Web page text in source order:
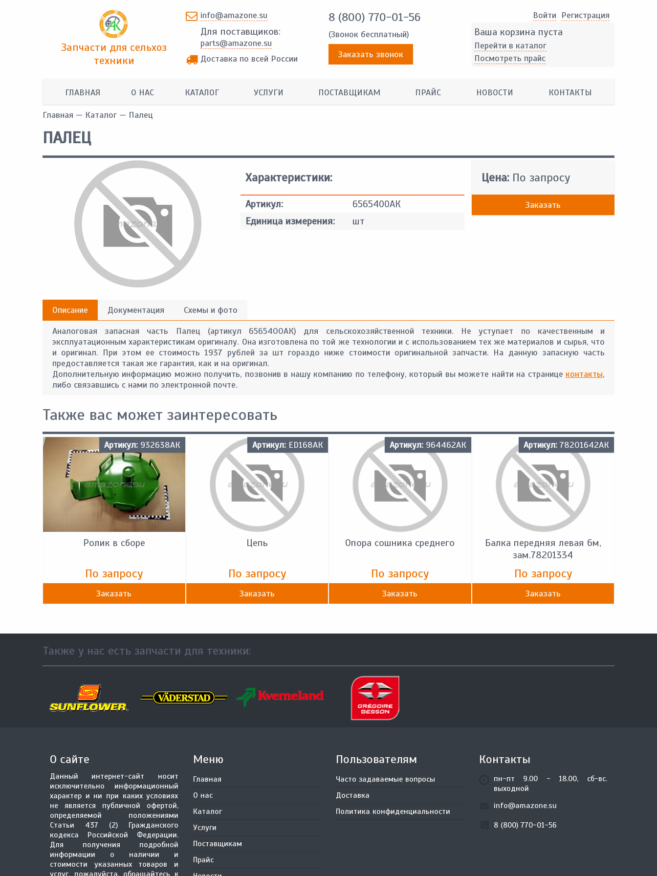
Запчасти для сельхоз
техники
info@amazone.su
Для поставщиков:
parts@amazone.su
Доставка по всей России
8 (800) 770-01-56
(Звонок бесплатный)
Заказать звонок
Войти Pегистрация
Ваша корзина пуста
Перейти в каталог
Посмотреть прайс
ГЛАВНАЯ О НАС КАТАЛОГ УСЛУГИ ПОСТАВЩИКАМ ПРАЙС НОВОСТИ КОНТАКТЫ
Главная — Каталог — Палец
ПАЛЕЦ
Характеристики:
Артикул:
6565400АК
Единица измерения:
шт
Цена: По запросу
Заказать
Описание Документация
Схемы и фото
Аналоговая запасная часть Палец (артикул 6565400АК) для сельскохозяйственной техники. Не уступает по качественным и
эксплуатационным характеристикам оригиналу. Она изготовлена по той же технологии и с использованием тех же материалов и сырья, что
и оригинал. При этом ее стоимость 1937 рублей за шт гораздо ниже стоимости оригинальной запчасти. На данную запасную часть
предоставляется такая же гарантия, как и на оригинал.
Дополнительную информацию можно получить, позвонив в нашу компанию по телефону, который вы можете найти на странице контакты,
либо связавшись с нами по электронной почте.
Также вас может заинтересовать
Артикул: 932638АК
Ролик в сборе
По запросу
Заказать
Артикул: ED168АК
Цепь
По запросу
Заказать
Артикул: 964462АК
Опора сошника среднего
По запросу
Заказать
Артикул: 78201642АК
Балка передняя левая 6м,
зам.78201334
По запросу
Заказать
Также у нас есть запчасти для техники:
О сайте
Данный интернет-сайт носит
исключительно информационный
характер и ни при каких условиях
не является публичной офертой,
определяемой положениями
Статьи 437 (2) Гражданского
кодекса Российской Федерации.
Для получения подробной
информации о наличии и
стоимости указанных товаров и
услуг, пожалуйста, обращайтесь к
Меню
Главная
О нас
Каталог
Услуги
Поставщикам
Прайс
Пользователям
Часто задаваемые вопросы
Доставка
Политика конфиденциальности
Контакты
пн-пт 9.00 - 18.00, сб-вс.
выходной
info@amazone.su
8 (800) 770-01-56